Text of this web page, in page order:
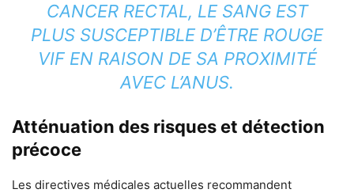
CANCER RECTAL, LE SANG EST
PLUS SUSCEPTIBLE D’ÊTRE ROUGE
VIF EN RAISON DE SA PROXIMITÉ
AVEC L’ANUS.
Atténuation des risques et détection
précoce
Les directives médicales actuelles recommandent